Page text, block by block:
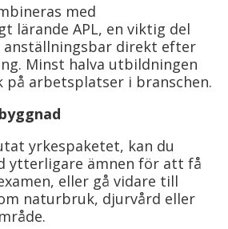
med
lärande APL, en viktig del
direkt efter
Minst halva utbildningen
på arbetsplatser i branschen.
yrkespaketet, kan du
ytterligare ämnen för att få
eller gå vidare till
naturbruk, djurvård eller